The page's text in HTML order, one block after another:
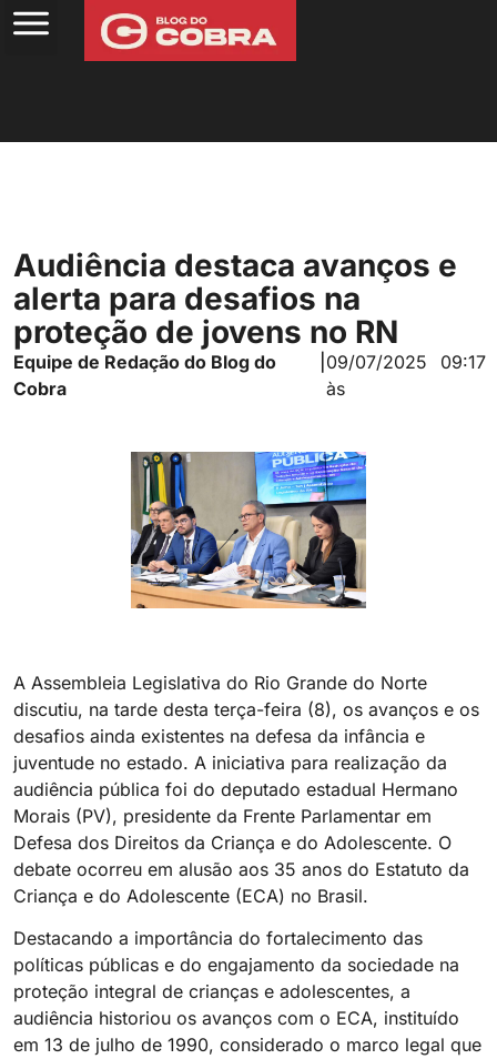
Audiência destaca avanços e
alerta para desafios na
proteção de jovens no RN
Equipe de Redação do Blog do
Cobra
09/07/2025
às
09:17
A Assembleia Legislativa do Rio Grande do Norte
discutiu, na tarde desta terça-feira (8), os avanços e os
desafios ainda existentes na defesa da infância e
juventude no estado. A iniciativa para realização da
audiência pública foi do deputado estadual Hermano
Morais (PV), presidente da Frente Parlamentar em
Defesa dos Direitos da Criança e do Adolescente. O
debate ocorreu em alusão aos 35 anos do Estatuto da
Criança e do Adolescente (ECA) no Brasil.
Destacando a importância do fortalecimento das
políticas públicas e do engajamento da sociedade na
proteção integral de crianças e adolescentes, a
audiência historiou os avanços com o ECA, instituído
em 13 de julho de 1990, considerado o marco legal que